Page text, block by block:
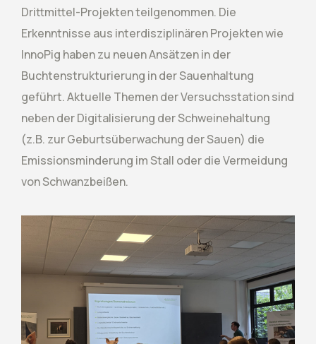
Drittmittel-Projekten teilgenommen. Die
Erkenntnisse aus interdisziplinären Projekten wie
InnoPig haben zu neuen Ansätzen in der
Buchtenstrukturierung in der Sauenhaltung
geführt. Aktuelle Themen der Versuchsstation sind
neben der Digitalisierung der Schweinehaltung
(z.B. zur Geburtsüberwachung der Sauen) die
Emissionsminderung im Stall oder die Vermeidung
von Schwanzbeißen.